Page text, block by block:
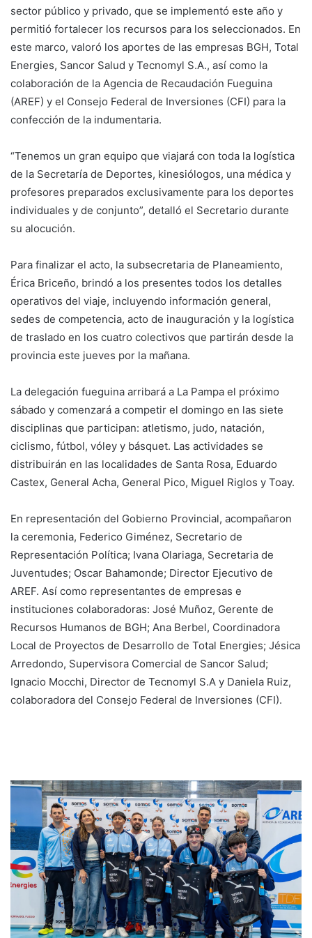
sector público y privado, que se implementó este año y
permitió fortalecer los recursos para los seleccionados. En
este marco, valoró los aportes de las empresas BGH, Total
Energies, Sancor Salud y Tecnomyl S.A., así como la
colaboración de la Agencia de Recaudación Fueguina
(AREF) y el Consejo Federal de Inversiones (CFI) para la
confección de la indumentaria.
“Tenemos un gran equipo que viajará con toda la logística
de la Secretaría de Deportes, kinesiólogos, una médica y
profesores preparados exclusivamente para los deportes
individuales y de conjunto”, detalló el Secretario durante
su alocución.
Para finalizar el acto, la subsecretaria de Planeamiento,
Érica Briceño, brindó a los presentes todos los detalles
operativos del viaje, incluyendo información general,
sedes de competencia, acto de inauguración y la logística
de traslado en los cuatro colectivos que partirán desde la
provincia este jueves por la mañana.
La delegación fueguina arribará a La Pampa el próximo
sábado y comenzará a competir el domingo en las siete
disciplinas que participan: atletismo, judo, natación,
ciclismo, fútbol, vóley y básquet. Las actividades se
distribuirán en las localidades de Santa Rosa, Eduardo
Castex, General Acha, General Pico, Miguel Riglos y Toay.
En representación del Gobierno Provincial, acompañaron
la ceremonia, Federico Giménez, Secretario de
Representación Política; Ivana Olariaga, Secretaria de
Juventudes; Oscar Bahamonde; Director Ejecutivo de
AREF. Así como representantes de empresas e
instituciones colaboradoras: José Muñoz, Gerente de
Recursos Humanos de BGH; Ana Berbel, Coordinadora
Local de Proyectos de Desarrollo de Total Energies; Jésica
Arredondo, Supervisora Comercial de Sancor Salud;
Ignacio Mocchi, Director de Tecnomyl S.A y Daniela Ruiz,
colaboradora del Consejo Federal de Inversiones (CFI).